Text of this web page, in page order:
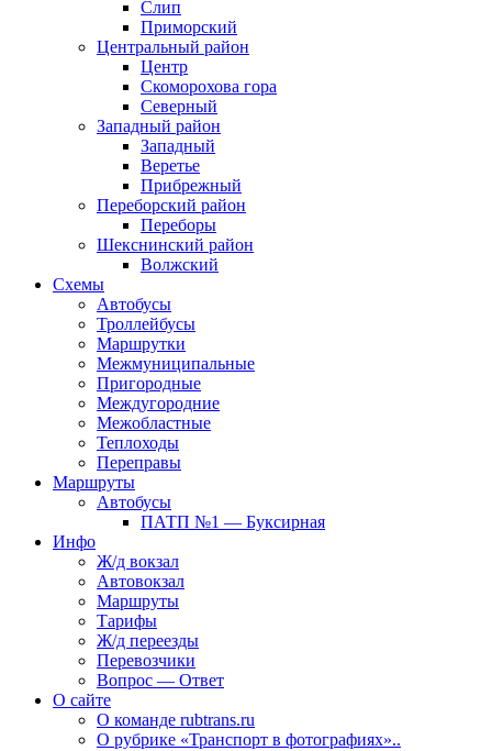
Слип
Приморский
Центральный район
Центр
Скоморохова гора
Северный
Западный район
Западный
Веретье
Прибрежный
Переборский район
Переборы
Шекснинский район
Волжский
Схемы
Автобусы
Троллейбусы
Маршрутки
Межмуниципальные
Пригородные
Междугородние
Межобластные
Теплоходы
Переправы
Маршруты
Автобусы
ПАТП №1 — Буксирная
Инфо
Ж/д вокзал
Автовокзал
Маршруты
Тарифы
Ж/д переезды
Перевозчики
Вопрос — Ответ
О сайте
О команде rubtrans.ru
О рубрике «Транспорт в фотографиях»..